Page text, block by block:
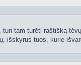
tam turėti raštišką
išskyrus tuos, kurie